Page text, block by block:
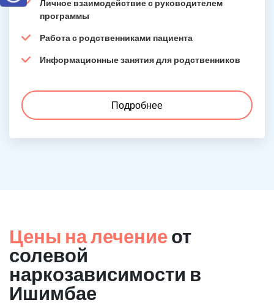
Личное взаимодействие с руководителем
программы
Работа с родственниками пациента
Информационные занятия для родственников
Подробнее
Цены на лечение от
солевой
наркозависимости в
Ишимбае